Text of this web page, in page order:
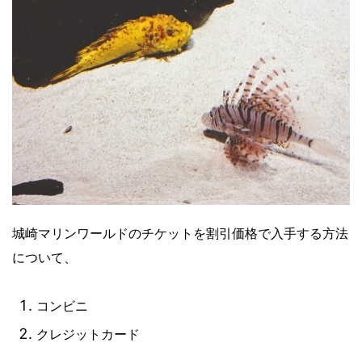
城崎マリンワールドのチケットを割引価格で入手する方法
について、
コンビニ
クレジットカード